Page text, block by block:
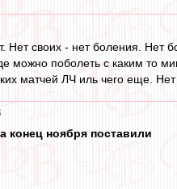
Нет своих - нет боления. Нет
можно поболеть с каким то
матчей ЛЧ иль чего еще. Нет
конец ноября поставили